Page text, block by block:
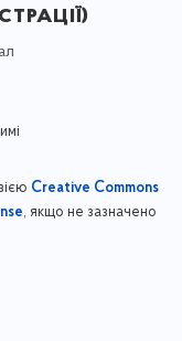
Creative Commons
, якщо не зазначено